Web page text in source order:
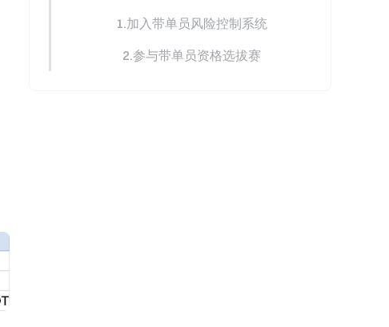
1.加入带单员风险控制系统
2.参与带单员资格选拔赛